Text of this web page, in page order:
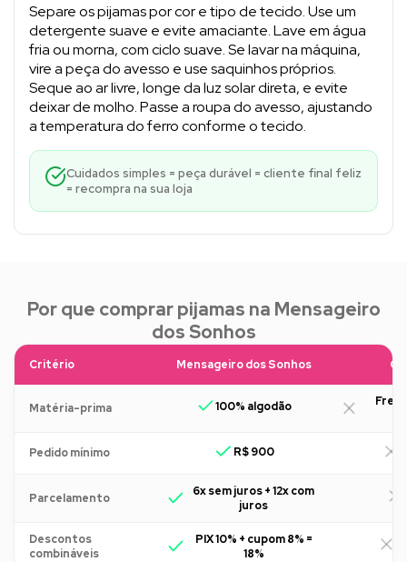
Separe os pijamas por cor e tipo de tecido. Use um
detergente suave e evite amaciante. Lave em água
fria ou morna, com ciclo suave. Se lavar na máquina,
vire a peça do avesso e use saquinhos próprios.
Seque ao ar livre, longe da luz solar direta, e evite
deixar de molho. Passe a roupa do avesso, ajustando
a temperatura do ferro conforme o tecido.
Cuidados simples = peça durável = cliente final feliz
= recompra na sua loja
Por que comprar pijamas na Mensageiro
dos Sonhos
Critério Mensageiro dos Sonhos
Matéria-prima 100% algodão
Pedido mínimo R$ 900
Parcelamento
6x sem juros + 12x com
juros
Descontos
combináveis
PIX 10% + cupom 8% =
18%